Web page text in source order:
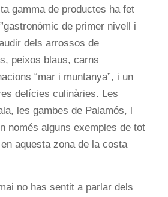
gamma de productes ha fet
de primer nivell i
dels arrossos de
peixos blaus, carns
“mar i muntanya”, i un
delícies culinàries. Les
les gambes de Palamós, l
només alguns exemples de tot
aquesta zona de la costa
no has sentit a parlar dels